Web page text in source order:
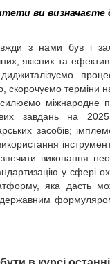
ви
з нами був і
якісних та
терміни
міжнародне
завдань на
засобів;
виконання
у
яка дасть